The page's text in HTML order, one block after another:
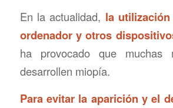
En la actualidad, la
ordenador y otros
ha provocado que muchas
desarrollen miopía.
Para evitar la aparición y el